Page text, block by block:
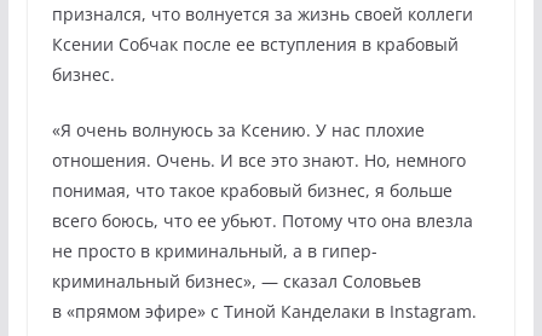
признался, что волнуется за жизнь своей коллеги
Ксении Собчак после ее вступления в крабовый
бизнес.
«Я очень волнуюсь за Ксению. У нас плохие
отношения. Очень. И все это знают. Но, немного
понимая, что такое крабовый бизнес, я больше
всего боюсь, что ее убьют. Потому что она влезла
не просто в криминальный, а в гипер-
криминальный бизнес», — сказал Соловьев
в «прямом эфире» с Тиной Канделаки в Instagram.